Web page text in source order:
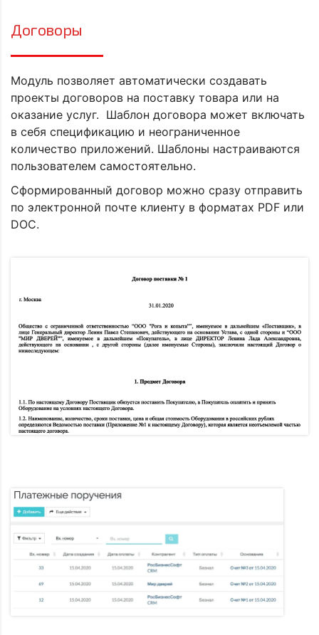
Договоры
Модуль позволяет автоматически создавать
проекты договоров на поставку товара или на
оказание услуг. Шаблон договора может включать
в себя спецификацию и неограниченное
количество приложений. Шаблоны настраиваются
пользователем самостоятельно.
Сформированный договор можно сразу отправить
по электронной почте клиенту в форматах PDF или
DOC.